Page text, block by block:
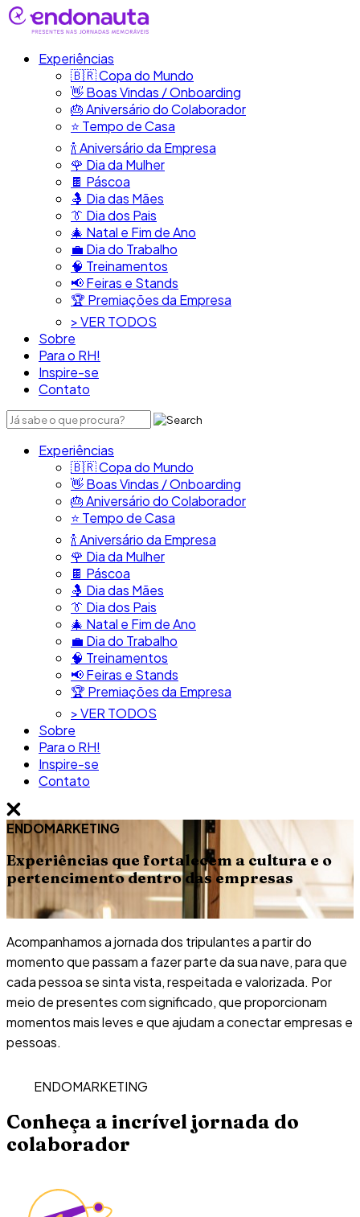
Experiências
🇧🇷​ Copa do Mundo
👋​ Boas Vindas / Onboarding
🎂​ Aniversário do Colaborador
⭐​ Tempo de Casa
​🍾​ Aniversário da Empresa
🌹 Dia da Mulher
🍫​ Páscoa
🤱 Dia das Mães
👔​ Dia dos Pais
🎄 Natal e Fim de Ano
💼​ Dia do Trabalho
🧠​ Treinamentos
📢​ Feiras e Stands
🏆 Premiações da Empresa
> VER TODOS
Sobre
Para o RH!
Inspire-se
Contato
Experiências
🇧🇷​ Copa do Mundo
👋​ Boas Vindas / Onboarding
🎂​ Aniversário do Colaborador
⭐​ Tempo de Casa
​🍾​ Aniversário da Empresa
🌹 Dia da Mulher
🍫​ Páscoa
🤱 Dia das Mães
👔​ Dia dos Pais
🎄 Natal e Fim de Ano
💼​ Dia do Trabalho
🧠​ Treinamentos
📢​ Feiras e Stands
🏆 Premiações da Empresa
> VER TODOS
Sobre
Para o RH!
Inspire-se
Contato
ENDOMARKETING
Experiências que fortalecem a cultura e o
pertencimento dentro das empresas
Acompanhamos a jornada dos tripulantes a partir do
momento que passam a fazer parte da sua nave, para que
cada pessoa se sinta vista, respeitada e valorizada. Por
meio de presentes com significado, que proporcionam
momentos mais leves e que ajudam a conectar empresas e
pessoas.
ENDOMARKETING
Conheça a incrível jornada do
colaborador